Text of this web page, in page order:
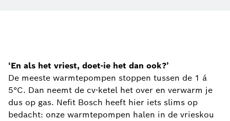
‘En als het vriest, doet-ie het dan ook?’
De meeste warmtepompen stoppen tussen de 1 á
5°C. Dan neemt de cv-ketel het over en verwarm je
dus op gas. Nefit Bosch heeft hier iets slims op
bedacht: onze warmtepompen halen in de vrieskou